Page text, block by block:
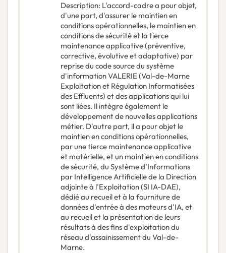
Description: L'accord-cadre a pour objet,
d'une part, d'assurer le maintien en
conditions opérationnelles, le maintien en
conditions de sécurité et la tierce
maintenance applicative (préventive,
corrective, évolutive et adaptative) par
reprise du code source du système
d'information VALERIE (Val-de-Marne
Exploitation et Régulation Informatisées
des Effluents) et des applications qui lui
sont liées. Il intègre également le
développement de nouvelles applications
métier. D'autre part, il a pour objet le
maintien en conditions opérationnelles,
par une tierce maintenance applicative
et matérielle, et un maintien en conditions
de sécurité, du Système d'Informations
par Intelligence Artificielle de la Direction
adjointe à l'Exploitation (SI IA-DAE),
dédié au recueil et à la fourniture de
données d'entrée à des moteurs d'IA, et
au recueil et la présentation de leurs
résultats à des fins d'exploitation du
réseau d'assainissement du Val-de-
Marne.